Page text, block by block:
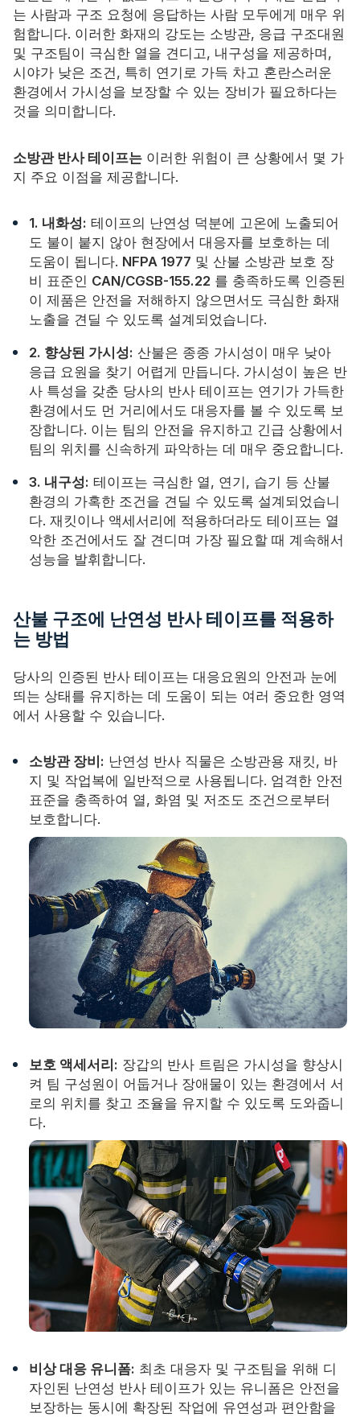
는 사람과 구조 요청에 응답하는 사람 모두에게 매우 위
험합니다. 이러한 화재의 강도는 소방관, 응급 구조대원
및 구조팀이 극심한 열을 견디고, 내구성을 제공하며,
시야가 낮은 조건, 특히 연기로 가득 차고 혼란스러운
환경에서 가시성을 보장할 수 있는 장비가 필요하다는
것을 의미합니다.
소방관 반사 테이프는 이러한 위험이 큰 상황에서 몇 가
지 주요 이점을 제공합니다.
1. 내화성: 테이프의 난연성 덕분에 고온에 노출되어
도 불이 붙지 않아 현장에서 대응자를 보호하는 데
도움이 됩니다. NFPA 1977 및 산불 소방관 보호 장
비 표준인 CAN/CGSB-155.22 를 충족하도록 인증된
이 제품은 안전을 저해하지 않으면서도 극심한 화재
노출을 견딜 수 있도록 설계되었습니다.
2. 향상된 가시성: 산불은 종종 가시성이 매우 낮아
응급 요원을 찾기 어렵게 만듭니다. 가시성이 높은 반
사 특성을 갖춘 당사의 반사 테이프는 연기가 가득한
환경에서도 먼 거리에서도 대응자를 볼 수 있도록 보
장합니다. 이는 팀의 안전을 유지하고 긴급 상황에서
팀의 위치를 ​​신속하게 파악하는 데 매우 중요합니다.
3. 내구성: 테이프는 극심한 열, 연기, 습기 등 산불
환경의 가혹한 조건을 견딜 수 있도록 설계되었습니
다. 재킷이나 액세서리에 적용하더라도 테이프는 열
악한 조건에서도 잘 견디며 가장 필요할 때 계속해서
성능을 발휘합니다.
산불 구조에 난연성 반사 테이프를 적용하
는 방법
당사의 인증된 반사 테이프는 대응요원의 안전과 눈에
띄는 상태를 유지하는 데 도움이 되는 여러 중요한 영역
에서 사용할 수 있습니다.
소방관 장비: 난연성 반사 직물은 소방관용 재킷, 바
지 및 작업복에 일반적으로 사용됩니다. 엄격한 안전
표준을 충족하여 열, 화염 및 저조도 조건으로부터
보호합니다.
보호 액세서리: 장갑의 반사 트림은 가시성을 향상시
켜 팀 구성원이 어둡거나 장애물이 있는 환경에서 서
로의 위치를 ​​찾고 조율을 유지할 수 있도록 도와줍니
다.
비상 대응 유니폼: 최초 대응자 및 구조팀을 위해 디
자인된 난연성 반사 테이프가 있는 유니폼은 안전을
보장하는 동시에 확장된 작업에 유연성과 편안함을